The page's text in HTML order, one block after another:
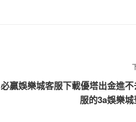
必贏娛樂城客服下載優塔出金進
服的3a娛樂